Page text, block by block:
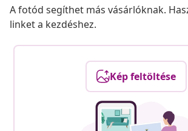
A fotód segíthet más vásárlóknak.
linket a kezdéshez.
Kép feltöltése